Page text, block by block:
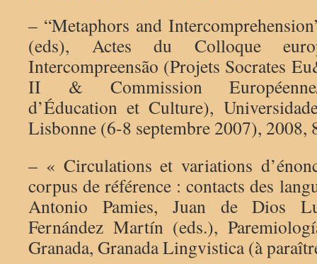
– “Metaphors and
(eds), Actes du Colloque
Intercompreensão (Projets Socrates
II & Commission Européenne/
d’Éducation et Culture),
Lisbonne (6-8 septembre 2007), 2008,
– « Circulations et variations
corpus de référence : contacts des
Antonio Pamies, Juan de Dios
Fernández Martín (eds.),
Granada, Granada Lingvistica (à